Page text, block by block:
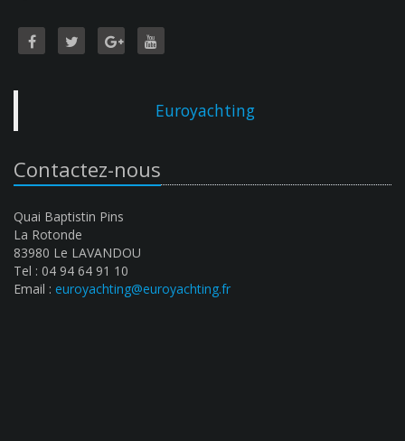
Euroyachting
Contactez-nous
Quai Baptistin Pins
La Rotonde
83980 Le LAVANDOU
Tel : 04 94 64 91 10
Email : euroyachting@euroyachting.fr